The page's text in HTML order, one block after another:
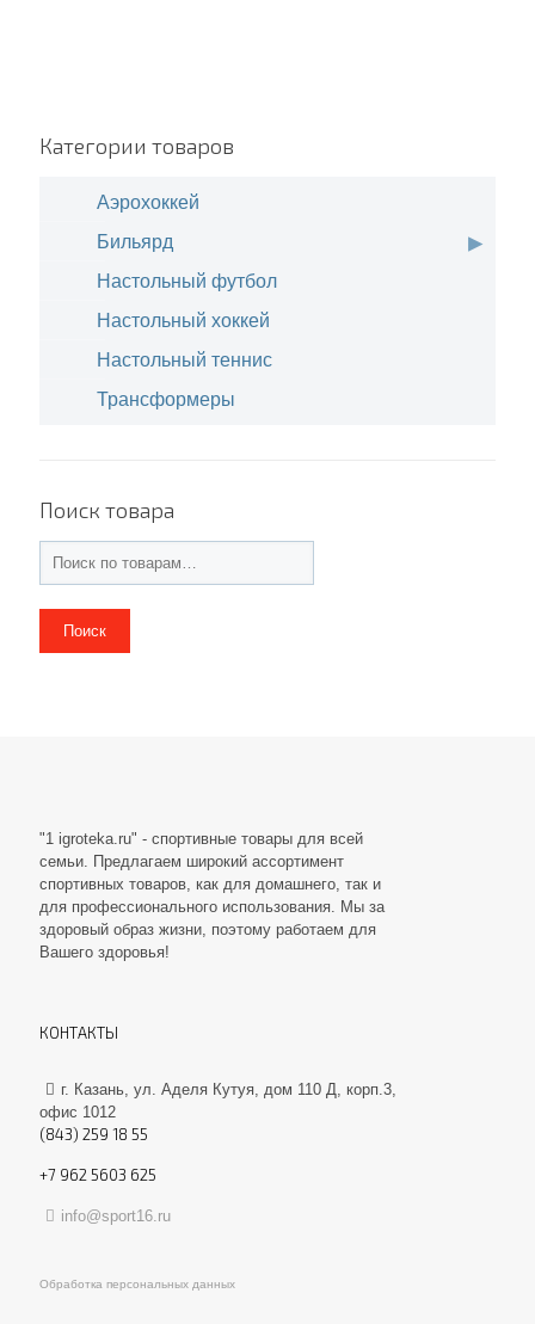
Категории товаров
Аэрохоккей
Бильярд
Настольный футбол
Настольный хоккей
Настольный теннис
Трансформеры
Поиск товара
Поиск
"1 igroteka.ru" - спортивные товары для всей
семьи. Предлагаем широкий ассортимент
спортивных товаров, как для домашнего, так и
для профессионального использования. Мы за
здоровый образ жизни, поэтому работаем для
Вашего здоровья!
КОНТАКТЫ
г. Казань, ул. Аделя Кутуя, дом 110 Д, корп.3,
офис 1012
(843) 259 18 55
+7 962 5603 625
info@sport16.ru
Обработка персональных данных